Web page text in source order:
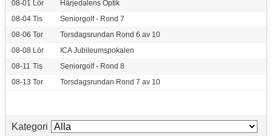
08-01 Lör
Härjedalens Optik
08-04 Tis
Seniorgolf - Rond 7
08-06 Tor
Torsdagsrundan Rond 6 av 10
08-08 Lör
ICA Jubileumspokalen
08-11 Tis
Seniorgolf - Rond 8
08-13 Tor Torsdagsrundan Rond 7 av 10
Kategori